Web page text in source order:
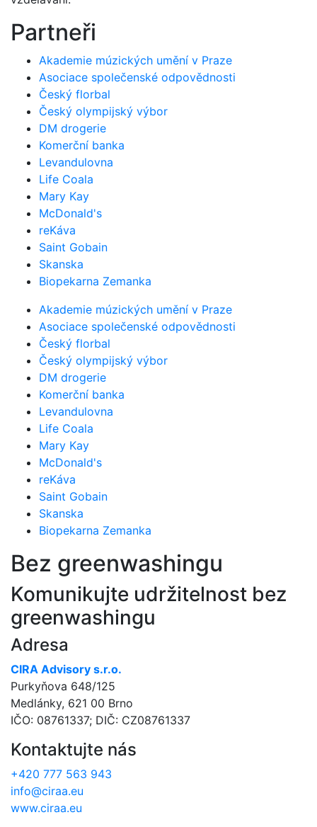
Partneři
Akademie múzických umění v Praze
Asociace společenské odpovědnosti
Český florbal
Český olympijský výbor
DM drogerie
Komerční banka
Levandulovna
Life Coala
Mary Kay
McDonald's
reKáva
Saint Gobain
Skanska
Biopekarna Zemanka
Akademie múzických umění v Praze
Asociace společenské odpovědnosti
Český florbal
Český olympijský výbor
DM drogerie
Komerční banka
Levandulovna
Life Coala
Mary Kay
McDonald's
reKáva
Saint Gobain
Skanska
Biopekarna Zemanka
Bez greenwashingu
Komunikujte udržitelnost bez
greenwashingu
Adresa
CIRA Advisory s.r.o.
Purkyňova 648/125
Medlánky, 621 00 Brno
IČO: 08761337; DIČ: CZ08761337
Kontaktujte nás
+420 777 563 943
info@ciraa.eu
www.ciraa.eu